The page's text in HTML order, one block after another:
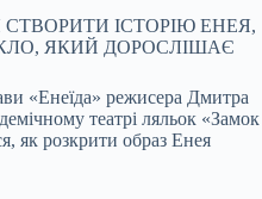
ІСТОРІЮ ЕНЕЯ,
ЯКИЙ ДОРОСЛІШАЄ
«Енеїда» режисера Дмитра
театрі ляльок «Замок
як розкрити образ Енея